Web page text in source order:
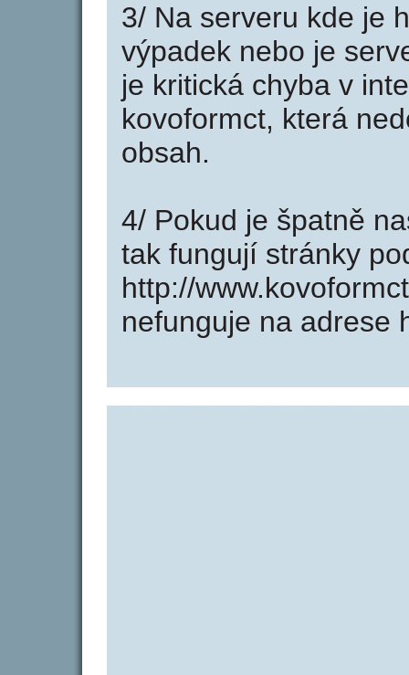
3/ Na serveru kde je
výpadek nebo je
je kritická chyba v
kovoformct, která
obsah.
4/ Pokud je špatně
tak fungují stránky
http://
nefunguje na adrese